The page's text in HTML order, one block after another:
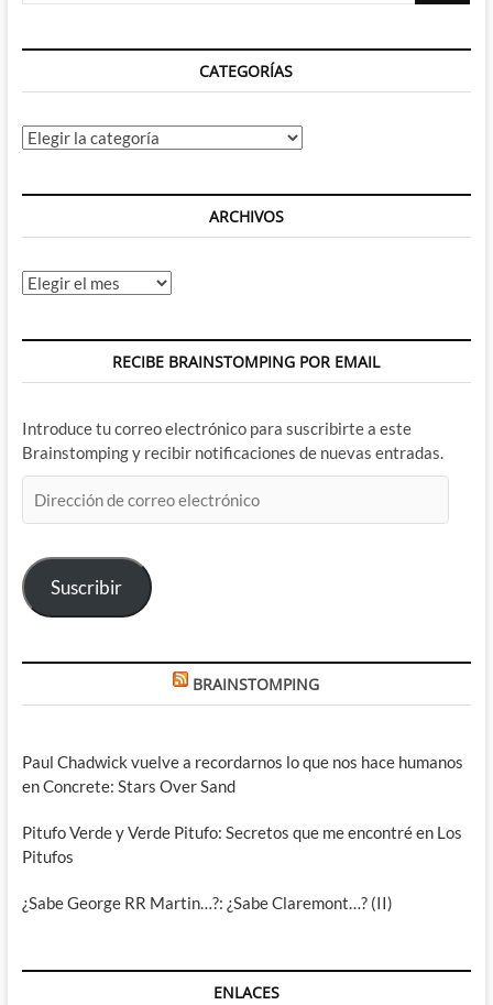
la
es
único
que
CATEGORÍAS
Categorías
ARCHIVOS
Archivos
RECIBE BRAINSTOMPING POR EMAIL
Introduce tu correo electrónico para suscribirte a este
Brainstomping y recibir notificaciones de nuevas entradas.
de
electrónico
Suscribir
BRAINSTOMPING
Paul Chadwick vuelve a recordarnos lo que nos hace humanos
en Concrete: Stars Over Sand
Pitufo Verde y Verde Pitufo: Secretos que me encontré en Los
Pitufos
¿Sabe George RR Martin…?: ¿Sabe Claremont…? (II)
ENLACES